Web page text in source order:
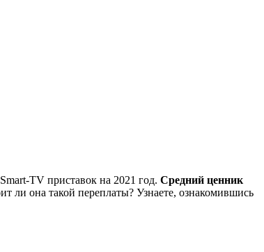
TV приставок на 2021 год. Средний ценник
ли она такой переплаты? Узнаете, ознакомившись